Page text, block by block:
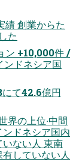
創業からた
た
+10,000件 /
ンドネシア国
て42.6億円
の上位‧中間
ドネシア国内
いない⼈ 東南
していない⼈